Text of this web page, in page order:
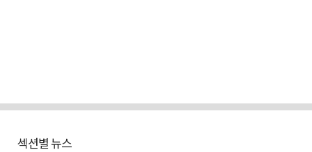
섹션별 뉴스